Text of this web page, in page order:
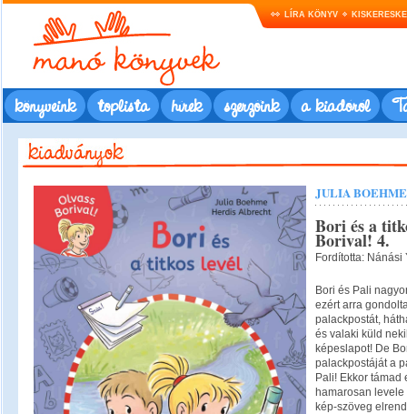
LÍRA KÖNYV
könyveink toplista hírek szerzőink a kiadóról
JULIA BOEHME
Bori és a
Borival! 4.
Fordította: Nánási
Bori és Pali
ezért arra
palackpostát,
és valaki küld
képeslapot! De
palackpostáját a
Pali! Ekkor támad
hamarosan
kép-szöveg